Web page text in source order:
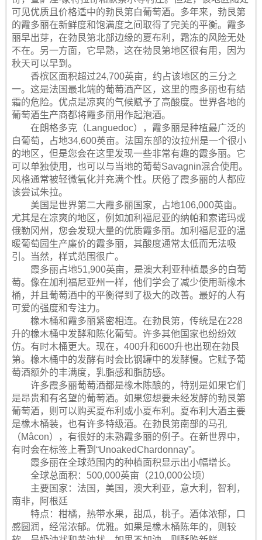
可见优质且价格适中的勃艮第白葡萄酒。多年来，勃艮第
的霞多丽在新鲜度和饱满度之间取得了完美的平衡。霞多
丽早出芽，在勃艮第北部边缘的夏布利，霜冻的风险无处
不在。另一方面，它早熟，这在勃艮第地区很有用，因为
秋天可以早到。
香槟区面积超过24,700英亩，约占该地区的三分之
一。这是法国最北端的葡萄酒产区，这里的霞多丽也有结
霜的危险。优点是凉爽的气候赋予了高酸度。世界各地的
葡萄酒生产商都将霞多丽用作起泡酒。
在朗格多克（Languedoc），霞多丽是种植最广泛的
白葡萄，占地34,600英亩。法国东部的汝拉州是一个很小
的地区，但是您会在这里发现一些非常有趣的霞多丽。它
可以单独使用，也可以与当地的葡萄Savagnin混合使用。
风格通常被轻微氧化并充满个性。厌倦了霞多丽的人都应
该尝试朱拉。
美国是世界第二大霞多丽国家，占地106,000英亩。
尤其是在凉爽的地区，例如加利福尼亚的纳帕和索诺玛或
俄勒冈州，您会发现大量的优质霞多丽。加利福尼亚的温
暖葡萄园生产廉价的霞多丽，其酸度通常太低而无法吸
引。当然，样式范围很广。
霞多丽占地51,900英亩，是澳大利亚种植最多的白葡
萄。像在加利福尼亚州一样，他们学会了减少使用新橡木
桶，并且葡萄酒中的平衡得到了极大的改善。最好的人有
可爱的强度和专注力。
橡木桶和霞多丽紧密相连。在勃艮第，传统是在228
升的橡木桶中发酵和陈化葡萄。许多其他国家也纷纷效
仿。有时木桶更大。现在，400升和600升也出现在勃艮
第。橡木桶中的发酵有时会比钢罐中的发酵慢。它赋予葡
萄酒额外的丰满度，乳脂感和脂肪感。
许多霞多丽葡萄酒都是橡木陈酿的，特别是如果它们
是昂贵和有名望的葡萄酒。如果您想要未经发酵的勃艮第
葡萄酒，则可以购买夏布利或小夏布利。夏布利大酒主要
是橡木桶装，也有许多特级酒。在勃艮第南部的马孔
（Mâcon），有很好的未熟霞多丽的例子。在新世界中，
有时会在标签上看到“UnoakedChardonnay”。
霞多丽在全球范围内的种植面积显示出小幅增长。
全球总面积：500,000英亩（210,000公顷）
主要国家：法国，美国，澳大利亚，意大利，智利，
南非，阿根廷
特点：柑橘，热带水果，甜瓜，桃子。酒体浓郁，口
感圆润，经常浓郁。优雅。如果是橡木桶陈年的，则较